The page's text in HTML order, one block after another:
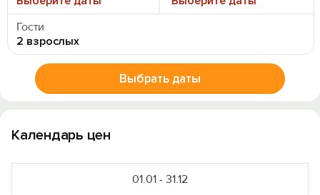
Гости
2 взрослых
Выбрать даты
Календарь цен
01.01 - 31.12